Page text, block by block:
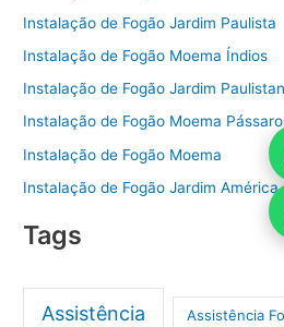
Instalação de Fogão Jardim Paulista
Instalação de Fogão Moema Índios
Instalação de Fogão Jardim
Instalação de Fogão Moema
Instalação de Fogão Moema
Instalação de Fogão Jardim América
Tags
Assistência Assistência